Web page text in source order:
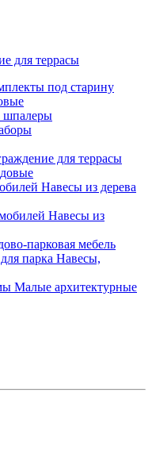
для террасы
под старину
шпалеры
для террасы
Навесы из дерева
Навесы из
парковая мебель
Навесы,
Малые архитектурные